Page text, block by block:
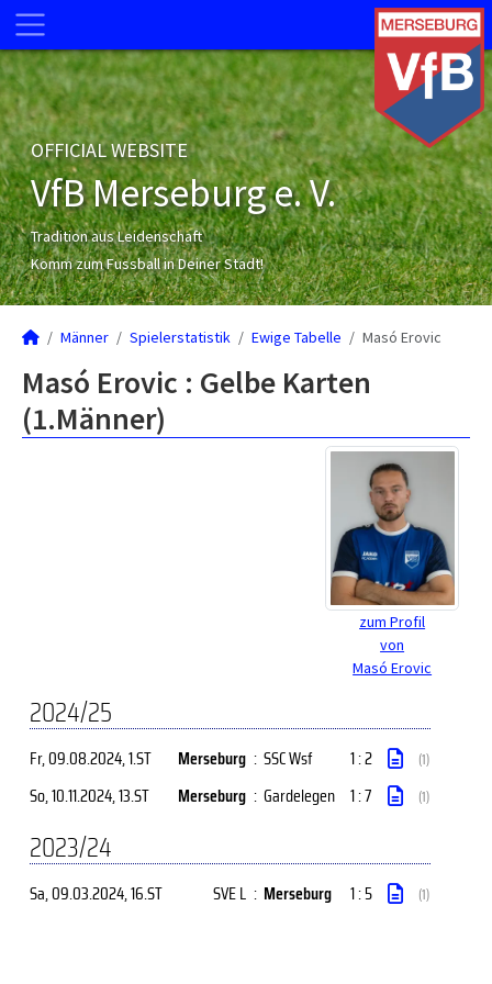
OFFICIAL WEBSITE
VfB Merseburg e. V.
Tradition aus Leidenschaft
Komm zum Fussball in Deiner Stadt!
Männer Spielerstatistik Ewige Tabelle Masó Erovic
Masó Erovic : Gelbe Karten
(1.Männer)
zum Profil
von
Masó Erovic
2024/25
Fr, 09.08.2024, 1.ST Merseburg : SSC Wsf 1 : 2 (1)
So, 10.11.2024, 13.ST Merseburg : Gardelegen 1 : 7 (1)
2023/24
Sa, 09.03.2024, 16.ST SVE L : Merseburg 1 : 5 (1)